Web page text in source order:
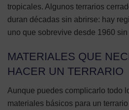
tropicales. Algunos terrarios
duran décadas sin abrirse: hay
uno que sobrevive desde 1960
MATERIALES QUE
HACER UN TERRARIO
Aunque puedes complicarlo todo
materiales básicos para un